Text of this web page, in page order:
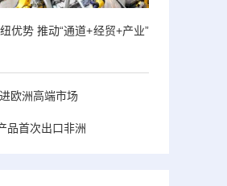
优势 推动“通道+经贸+产业”
欧洲高端市场
品首次出口非洲